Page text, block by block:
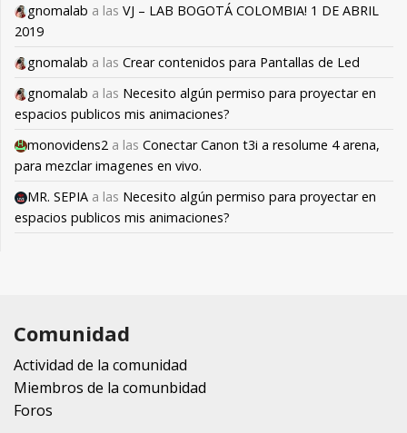
gnomalab a las VJ – LAB BOGOTÁ COLOMBIA! 1 DE ABRIL
2019
gnomalab a las Crear contenidos para Pantallas de Led
gnomalab a las Necesito algún permiso para proyectar en
espacios publicos mis animaciones?
monovidens2 a las Conectar Canon t3i a resolume 4 arena,
para mezclar imagenes en vivo.
MR. SEPIA a las Necesito algún permiso para proyectar en
espacios publicos mis animaciones?
Comunidad
Actividad de la comunidad
Miembros de la comunbidad
Foros